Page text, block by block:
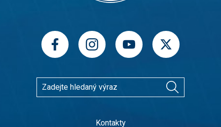
Kontakty